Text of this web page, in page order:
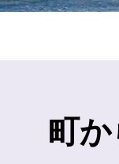
町